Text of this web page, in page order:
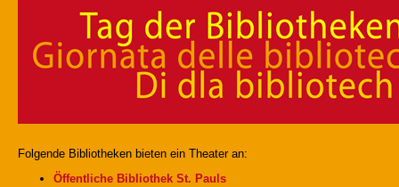
Folgende Bibliotheken bieten ein Theater an:
Öffentliche Bibliothek St. Pauls